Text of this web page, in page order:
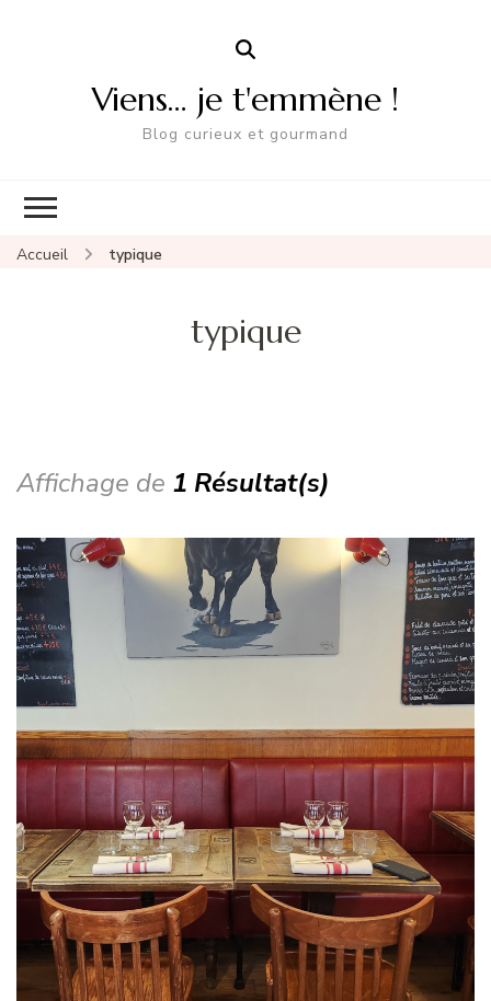
Viens… je t'emmène !
Blog curieux et gourmand
Accueil typique
typique
Affichage de 1 Résultat(s)